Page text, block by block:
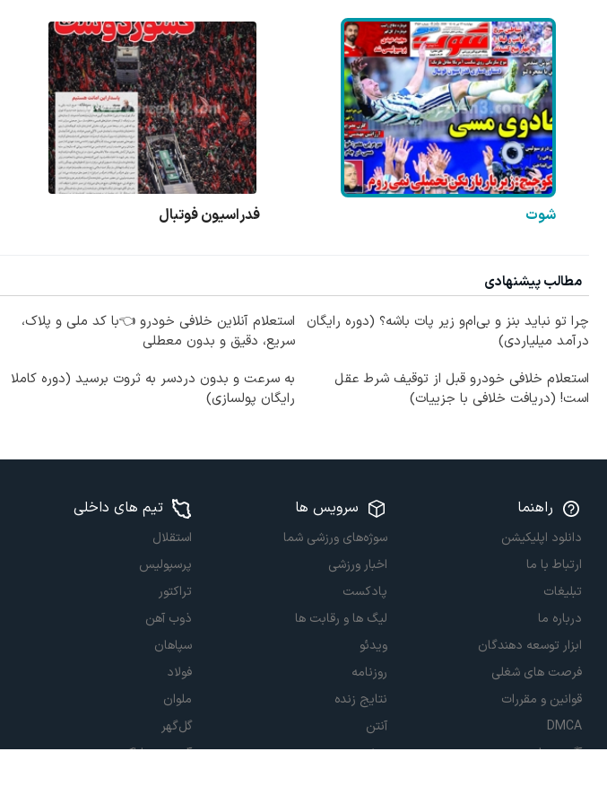
شوت فدراسیون فوتبال
مطالب پیشنهادی
چرا تو نباید بنز و بی‌ام‌و زیر پات باشه؟ (دوره رایگان
درآمد میلیاردی)
استعلام آنلاین خلافی خودرو 👈با کد ملی و پلاک،
سریع، دقیق و بدون معطلی
استعلام خلافی خودرو قبل از توقیف شرط عقل
است! (دریافت خلافی با جزییات)
به سرعت و بدون دردسر به ثروت برسید (دوره کاملا
رایگان پولسازی)
راهنما
دانلود اپلیکیشن
ارتباط با ما
تبلیغات
درباره ما
ابزار توسعه دهندگان
فرصت های شغلی
قوانین و مقررات
DMCA
آگهی دولتی
سرویس ها
سوژه‌های ورزشی شما
اخبار ورزشی
پادکست
لیگ ها و رقابت ها
ویدئو
روزنامه
نتایج زنده
آنتن
پیش بینی
تیم های داخلی
استقلال
پرسپولیس
تراکتور
ذوب آهن
سپاهان
فولاد
ملوان
گل‌گهر
آلومینیوم اراک